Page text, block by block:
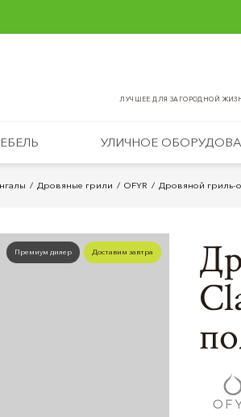
ЛУЧШЕЕ ДЛЯ ЗАГОРОДНОЙ
УЛИЧНОЕ
Дровяные грили OFYR Дровяной гриль-
Премиум дилер Доставим завтра